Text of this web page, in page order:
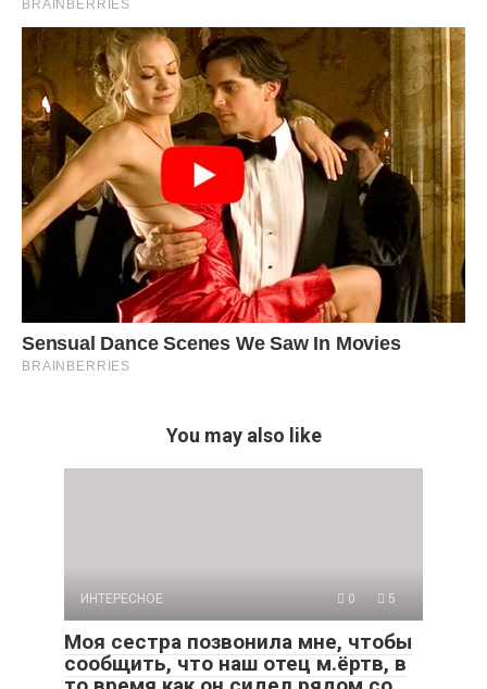
You may also like
ИНТЕРЕСНОЕ 0 5
Моя сестра позвонила мне, чтобы
сообщить, что наш отец м.ёртв, в